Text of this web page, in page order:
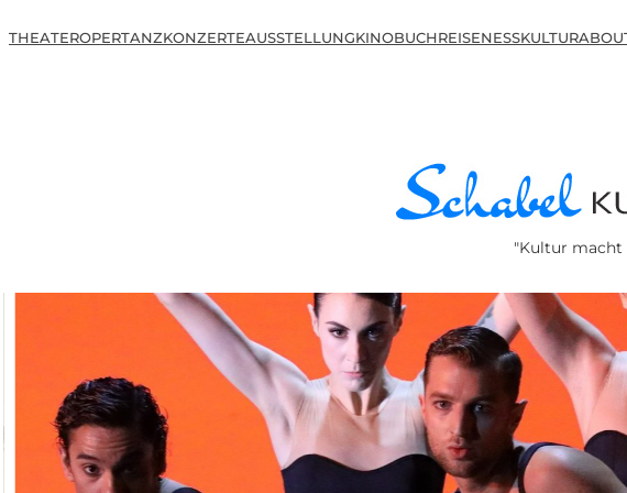
THEATEROPERTANZKONZERTEAUSSTELLUNGKINOBUCHREISENESSKULTUR
"Kultur